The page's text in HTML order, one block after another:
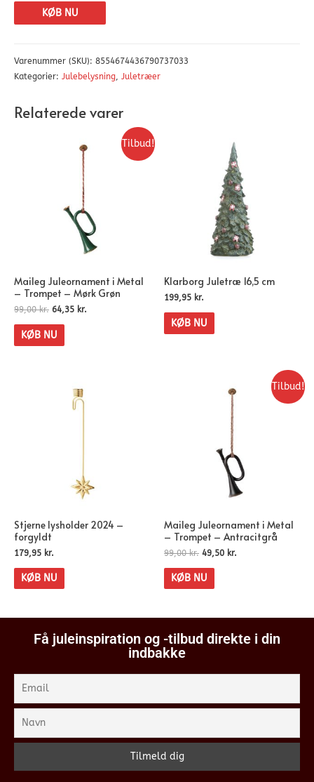
KØB NU
Varenummer (SKU): 8554674436790737033
Kategorier: Julebelysning Juletræer
Relaterede varer
Tilbud!
Maileg Juleornament i Metal
– Trompet – Mørk Grøn
99,00kr. 64,35 kr.
KØB NU
Klarborg Juletræ 16,5 cm
199,95 kr.
KØB NU
Stjerne lysholder 2024 –
forgyldt
179,95 kr.
KØB NU
Tilbud!
Maileg Juleornament i Metal
– Trompet – Antracitgrå
99,00kr. 49,50 kr.
KØB NU
Få juleinspiration og -tilbud direkte i din
indbakke